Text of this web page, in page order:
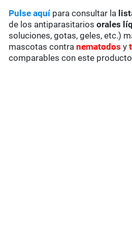
Pulse aquípara consultar la
de los antiparasitariosorales
soluciones, gotas, geles, etc.)
mascotas contranematodos y
comparables con este